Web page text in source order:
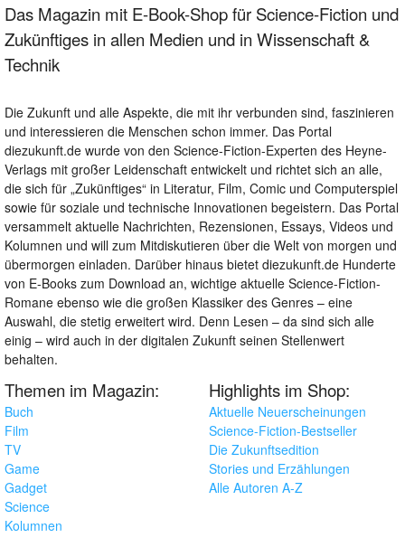
Das Magazin mit E-Book-Shop für Science-Fiction und
Zukünftiges in allen Medien und in Wissenschaft &
Technik
Die Zukunft und alle Aspekte, die mit ihr verbunden sind, faszinieren
und interessieren die Menschen schon immer. Das Portal
diezukunft.de wurde von den Science-Fiction-Experten des Heyne-
Verlags mit großer Leidenschaft entwickelt und richtet sich an alle,
die sich für „Zukünftiges“ in Literatur, Film, Comic und Computerspiel
sowie für soziale und technische Innovationen begeistern. Das Portal
versammelt aktuelle Nachrichten, Rezensionen, Essays, Videos und
Kolumnen und will zum Mitdiskutieren über die Welt von morgen und
übermorgen einladen. Darüber hinaus bietet diezukunft.de Hunderte
von E-Books zum Download an, wichtige aktuelle Science-Fiction-
Romane ebenso wie die großen Klassiker des Genres – eine
Auswahl, die stetig erweitert wird. Denn Lesen – da sind sich alle
einig – wird auch in der digitalen Zukunft seinen Stellenwert
behalten.
Themen im Magazin:
Buch
Film
TV
Game
Gadget
Science
Kolumnen
Highlights im Shop:
Aktuelle Neuerscheinungen
Science-Fiction-Bestseller
Die Zukunftsedition
Stories und Erzählungen
Alle Autoren A-Z